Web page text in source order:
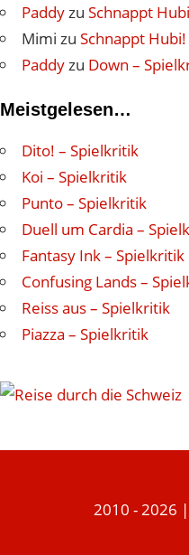
Paddy zu Schnappt
Mimi zu Schnappt
Paddy zu Down –
Meistgelesen…
Dito! – Spielkritik
Koi – Spielkritik
Punto – Spielkritik
Duell um Cardia –
Fantasy Ink – Spielkritik
Confusing Lands –
Reiss aus – Spielkritik
Piazza – Spielkritik
2010 - 2026